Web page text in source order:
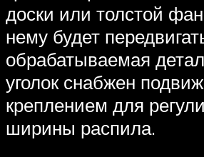
доски или толстой
нему будет
обрабатываемая
уголок снабжен
креплением для
ширины распила.